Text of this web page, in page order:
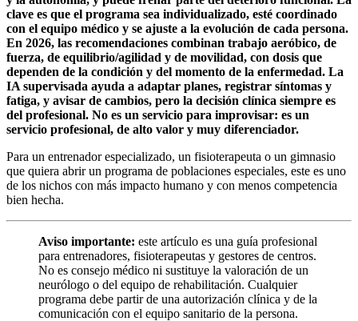
clave es que el programa sea individualizado, esté coordinado
con el equipo médico y se ajuste a la evolución de cada persona.
En 2026, las recomendaciones combinan trabajo aeróbico, de
fuerza, de equilibrio/agilidad y de movilidad, con dosis que
dependen de la condición y del momento de la enfermedad. La
IA supervisada ayuda a adaptar planes, registrar síntomas y
fatiga, y avisar de cambios, pero la decisión clínica siempre es
del profesional. No es un servicio para improvisar: es un
servicio profesional, de alto valor y muy diferenciador.
Para un entrenador especializado, un fisioterapeuta o un gimnasio
que quiera abrir un programa de poblaciones especiales, este es uno
de los nichos con más impacto humano y con menos competencia
bien hecha.
Aviso importante: este artículo es una guía profesional
para entrenadores, fisioterapeutas y gestores de centros.
No es consejo médico ni sustituye la valoración de un
neurólogo o del equipo de rehabilitación. Cualquier
programa debe partir de una autorización clínica y de la
comunicación con el equipo sanitario de la persona.